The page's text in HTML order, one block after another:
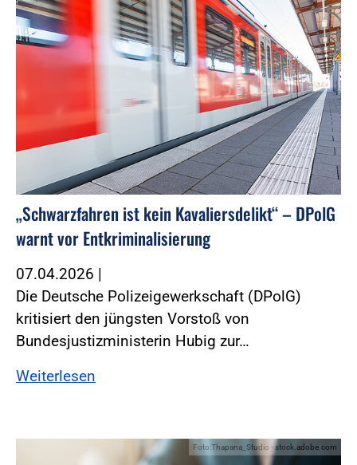
„Schwarzfahren ist kein Kavaliersdelikt“ – DPolG
warnt vor Entkriminalisierung
07.04.2026 |
Die Deutsche Polizeigewerkschaft (DPolG)
kritisiert den jüngsten Vorstoß von
Bundesjustizministerin Hubig zur…
Weiterlesen
Foto:Thapana_Studio - stock.adobe.com